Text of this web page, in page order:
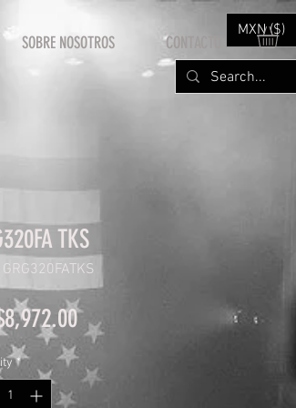
SOBRE NOSOTROS CONTACTO
MXN ($)
TKS
Price
*